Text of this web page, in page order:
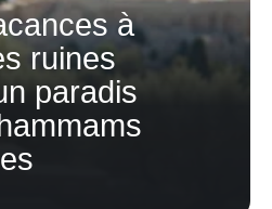
à
ruines
paradis